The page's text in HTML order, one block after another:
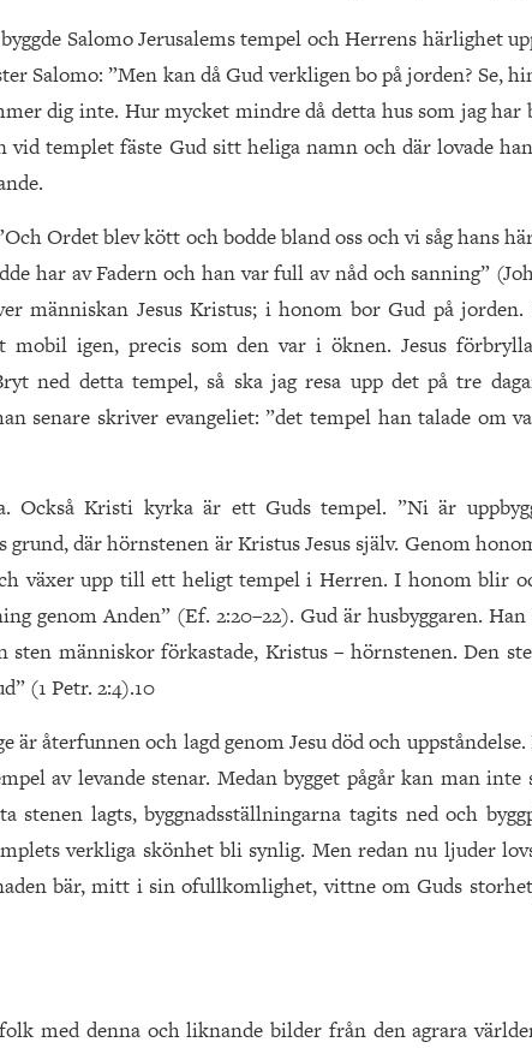
Salomo Jerusalems tempel och Herrens härlighet
Salomo: ”Men kan då Gud verkligen bo på jorden? Se,
dig inte. Hur mycket mindre då detta hus som jag har
vid templet fäste Gud sitt heliga namn och där lovade
Ordet blev kött och bodde bland oss och vi såg hans
har av Fadern och han var full av nåd och sanning”
människan Jesus Kristus; i honom bor Gud på jorden.
mobil igen, precis som den var i öknen. Jesus
ned detta tempel, så ska jag resa upp det på tre
senare skriver evangeliet: ”det tempel han talade om
Också Kristi kyrka är ett Guds tempel. ”Ni är
där hörnstenen är Kristus Jesus själv. Genom
växer upp till ett heligt tempel i Herren. I honom blir
genom Anden” (Ef. 2:20–22). Gud är husbyggaren. Han
sten människor förkastade, Kristus – hörnstenen. Den
(1 Petr. 2:4).10
är återfunnen och lagd genom Jesu död och uppståndelse.
av levande stenar. Medan bygget pågår kan man inte
stenen lagts, byggnadsställningarna tagits ned och
verkliga skönhet bli synlig. Men redan nu ljuder
bär, mitt i sin ofullkomlighet, vittne om Guds
med denna och liknande bilder från den agrara